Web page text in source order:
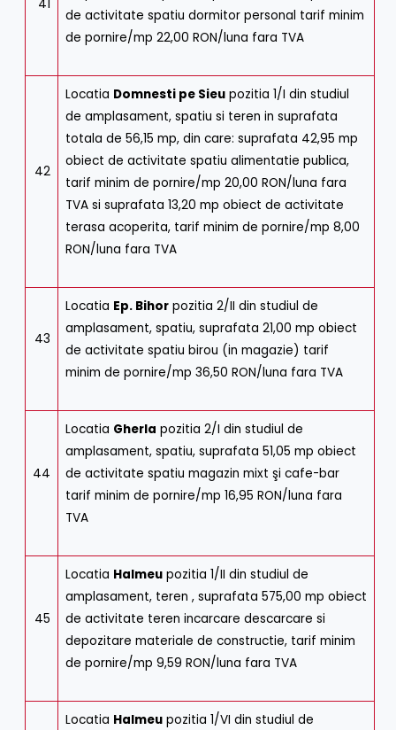
41
de activitate spatiu dormitor personal tarif minim
de pornire/mp 22,00 RON/luna fara TVA
42
Locatia Domnesti pe Sieu pozitia 1/I din studiul
de amplasament, spatiu si teren in suprafata
totala de 56,15 mp, din care: suprafata 42,95 mp
obiect de activitate spatiu alimentatie publica,
tarif minim de pornire/mp 20,00 RON/luna fara
TVA si suprafata 13,20 mp obiect de activitate
terasa acoperita, tarif minim de pornire/mp 8,00
RON/luna fara TVA
43
Locatia Ep. Bihor pozitia 2/II din studiul de
amplasament, spatiu, suprafata 21,00 mp obiect
de activitate spatiu birou (in magazie) tarif
minim de pornire/mp 36,50 RON/luna fara TVA
44
Locatia Gherla pozitia 2/I din studiul de
amplasament, spatiu, suprafata 51,05 mp obiect
de activitate spatiu magazin mixt şi cafe-bar
tarif minim de pornire/mp 16,95 RON/luna fara
TVA
45
Locatia Halmeu pozitia 1/II din studiul de
amplasament, teren , suprafata 575,00 mp obiect
de activitate teren incarcare descarcare si
depozitare materiale de constructie, tarif minim
de pornire/mp 9,59 RON/luna fara TVA
Locatia Halmeu pozitia 1/VI din studiul de